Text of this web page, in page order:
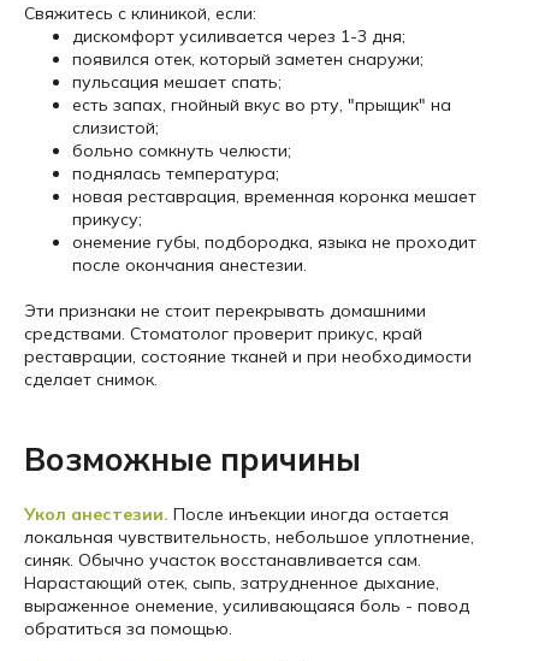
Свяжитесь с клиникой, если:
дискомфорт усиливается через 1-3 дня;
появился отек, который заметен снаружи;
пульсация мешает спать;
есть запах, гнойный вкус во рту, "прыщик" на
слизистой;
больно сомкнуть челюсти;
поднялась температура;
новая реставрация, временная коронка мешает
прикусу;
онемение губы, подбородка, языка не проходит
после окончания анестезии.
Эти признаки не стоит перекрывать домашними
средствами. Стоматолог проверит прикус, край
реставрации, состояние тканей и при необходимости
сделает снимок.
Возможные причины
Укол анестезии. После инъекции иногда остается
локальная чувствительность, небольшое уплотнение,
синяк. Обычно участок восстанавливается сам.
Нарастающий отек, сыпь, затрудненное дыхание,
выраженное онемение, усиливающаяся боль - повод
обратиться за помощью.